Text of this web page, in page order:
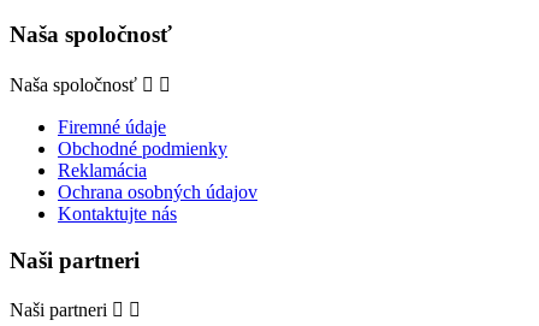
Naša spoločnosť
Naša spoločnosť  
Firemné údaje
Obchodné podmienky
Reklamácia
Ochrana osobných údajov
Kontaktujte nás
Naši partneri
Naši partneri  